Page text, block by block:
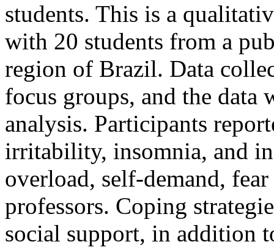
students. This is a
with 20 students from a
region of Brazil. Data
focus groups, and the data
analysis. Participants
irritability, insomnia, and
overload, self-demand,
professors. Coping
social support, in addition